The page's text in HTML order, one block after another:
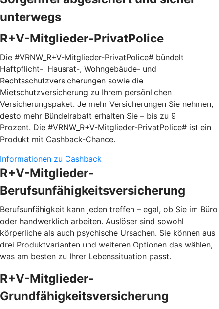
unterwegs
R+V-Mitglieder-PrivatPolice
Die #VRNW_R+V-Mitglieder-PrivatPolice# bündelt
Haftpflicht-, Hausrat-, Wohngebäude- und
Rechtsschutzversicherungen sowie die
Mietschutzversicherung zu Ihrem persönlichen
Versicherungspaket. Je mehr Versicherungen Sie nehmen,
desto mehr Bündelrabatt erhalten Sie – bis zu 9
Prozent. Die #VRNW_R+V-Mitglieder-PrivatPolice# ist ein
Produkt mit Cashback-Chance.
Informationen zu Cashback
R+V-Mitglieder-
Berufsunfähigkeitsversicherung
Berufsunfähigkeit kann jeden treffen – egal, ob Sie im Büro
oder handwerklich arbeiten. Auslöser sind sowohl
körperliche als auch psychische Ursachen. Sie können aus
drei Produktvarianten und weiteren Optionen das wählen,
was am besten zu Ihrer Lebenssituation passt.
R+V-Mitglieder-
Grundfähigkeitsversicherung